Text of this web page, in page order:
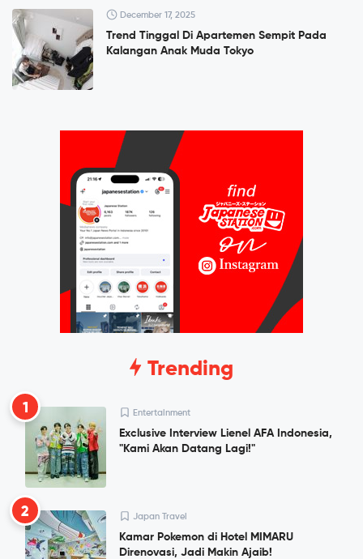
December 17, 2025
Trend Tinggal Di Apartemen Sempit Pada
Kalangan Anak Muda Tokyo
Trending
1 Entertainment
Exclusive Interview Lienel AFA Indonesia,
"Kami Akan Datang Lagi!"
2 Japan Travel
Kamar Pokemon di Hotel MIMARU
Direnovasi, Jadi Makin Ajaib!